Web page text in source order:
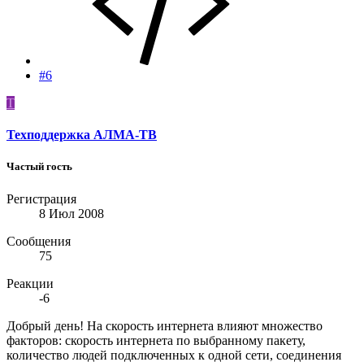
#6
Т
Техподдержка АЛМА-ТВ
Частый гость
Регистрация
8 Июл 2008
Сообщения
75
Реакции
-6
Добрый день! На скорость интернета влияют множество
факторов: скорость интернета по выбранному пакету,
количество людей подключенных к одной сети, соединения